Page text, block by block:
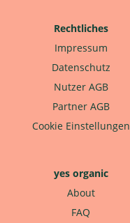
Rechtliches
Impressum
Datenschutz
Nutzer AGB
Partner AGB
Cookie Einstellungen
yes organic
About
FAQ